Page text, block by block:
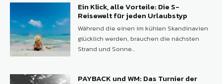
Ein Klick, alle Vorteile: Die S-
Reisewelt für jeden Urlaubstyp
Während die einen im kühlen Skandinavien
glücklich werden, brauchen die nächsten
Strand und Sonne...
PAYBACK und WM: Das Turnier der